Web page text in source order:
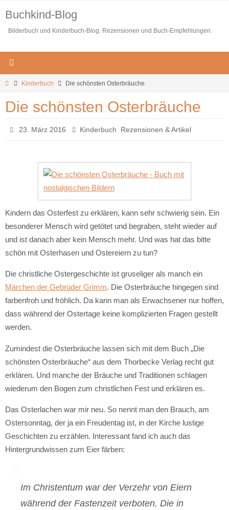
Inhalt
springen
Buchkind-Blog
Bilderbuch und Kinderbuch-Blog. Rezensionen und Buch-Empfehlungen.
StartKinderbuch Die schönsten Osterbräuche
Die schönsten Osterbräuche
23. März 2016 Kinderbuch Rezensionen & Artikel
Kindern das Osterfest zu erklären, kann sehr schwierig sein. Ein
besonderer Mensch wird getötet und begraben, steht wieder auf
und ist danach aber kein Mensch mehr. Und was hat das bitte
schön mit Osterhasen und Ostereiern zu tun?
Die christliche Ostergeschichte ist gruseliger als manch ein
Märchen der Gebrüder Grimm. Die Osterbräuche hingegen sind
farbenfroh und fröhlich. Da kann man als Erwachsener nur hoffen,
dass während der Ostertage keine komplizierten Fragen gestellt
werden.
Zumindest die Osterbräuche lassen sich mit dem Buch „Die
schönsten Osterbräuche“ aus dem Thorbecke Verlag recht gut
erklären. Und manche der Bräuche und Traditionen schlagen
wiederum den Bogen zum christlichen Fest und erklären es.
Das Osterlachen war mir neu. So nennt man den Brauch, am
Ostersonntag, der ja ein Freudentag ist, in der Kirche lustige
Geschichten zu erzählen. Interessant fand ich auch das
Hintergrundwissen zum Eier färben:
Im Christentum war der Verzehr von Eiern
während der Fastenzeit verboten. Die in